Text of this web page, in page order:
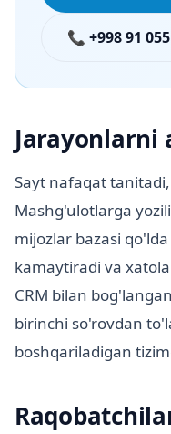
📞 +998 91
Sayt nafaqat
Mashg'ulotlarga
mijozlar bazasi
kamaytiradi va
CRM bilan
birinchi so'rovdan
boshqariladigan